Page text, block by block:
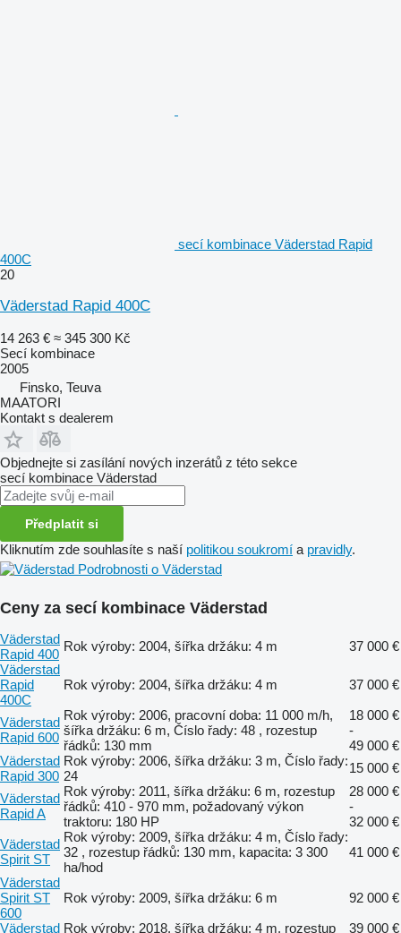
secí kombinace Väderstad Rapid
400C
20
Väderstad Rapid 400C
14 263 € ≈ 345 300 Kč
Secí kombinace
2005
Finsko, Teuva
MAATORI
Kontakt s dealerem
Objednejte si zasílání nových inzerátů z této sekce
secí kombinace Väderstad
Předplatit si
Kliknutím zde souhlasíte s naší politikou soukromí a pravidly.
Podrobnosti o Väderstad
Ceny za secí kombinace Väderstad
Väderstad
Rapid 400
Rok výroby: 2004, šířka držáku: 4 m
37 000 €
Väderstad
Rapid
400C
Rok výroby: 2004, šířka držáku: 4 m 37 000 €
Väderstad
Rapid 600
Rok výroby: 2006, pracovní doba: 11 000 m/h,
šířka držáku: 6 m, Číslo řady: 48 , rozestup
řádků: 130 mm
18 000 €
-
49 000 €
Väderstad
Rapid 300
Rok výroby: 2006, šířka držáku: 3 m, Číslo řady:
24
15 000 €
Väderstad
Rapid A
Rok výroby: 2011, šířka držáku: 6 m, rozestup
řádků: 410 - 970 mm, požadovaný výkon
traktoru: 180 HP
28 000 €
-
32 000 €
Väderstad
Spirit ST
Rok výroby: 2009, šířka držáku: 4 m, Číslo řady:
32 , rozestup řádků: 130 mm, kapacita: 3 300
ha/hod
41 000 €
Väderstad
Spirit ST
600
Rok výroby: 2009, šířka držáku: 6 m
92 000 €
Väderstad Rok výroby: 2018, šířka držáku: 4 m, rozestup 39 000 €